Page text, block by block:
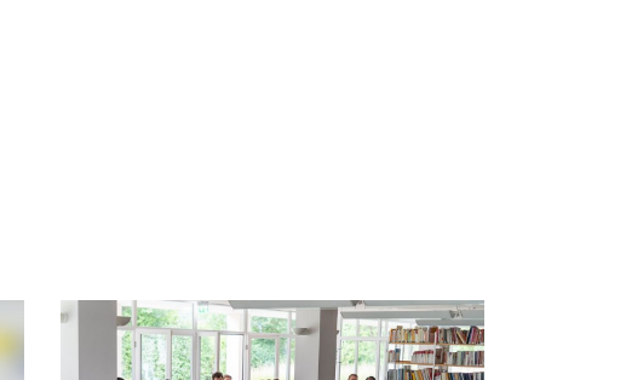
IGIM
Summer
School